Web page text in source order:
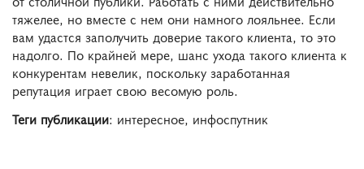
тяжелее, но вместе с нем они намного лояльнее. Если
вам удастся заполучить доверие такого клиента, то это
надолго. По крайней мере, шанс ухода такого клиента к
конкурентам невелик, поскольку заработанная
репутация играет свою весомую роль.
Теги публикации: интересное, инфоспутник